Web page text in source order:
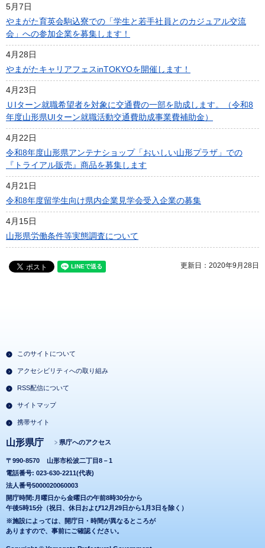
5月7日
やまがた育英会駒込寮での「学生と若手社員とのカジュアル交流
会」への参加企業を募集します！
4月28日
やまがたキャリアフェスinTOKYOを開催します！
4月23日
ＵIターン就職希望者を対象に交通費の一部を助成します。（令和8
年度山形県UIターン就職活動交通費助成事業費補助金）
4月22日
令和8年度山形県アンテナショップ「おいしい山形プラザ」での
『トライアル販売』商品を募集します
4月21日
令和8年度留学生向け県内企業見学会受入企業の募集
4月15日
山形県労働条件等実態調査について
更新日：2020年9月28日
このサイトについて
アクセシビリティへの取り組み
RSS配信について
サイトマップ
携帯サイト
山形県庁 県庁へのアクセス
〒990-8570
山形市松波二丁目8－1
電話番号: 023-630-2211(代表)
法人番号5000020060003
開庁時間:月曜日から金曜日の午前8時30分から
午後5時15分（祝日、休日および12月29日から1月3日を除く）
※施設によっては、開庁日・時間が異なるところが
ありますので、事前にご確認ください。